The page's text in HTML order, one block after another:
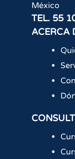
México
TEL. 55
ACERCA